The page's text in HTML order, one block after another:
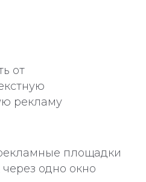
от
рекламу
площадки
одно окно